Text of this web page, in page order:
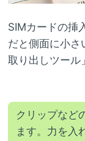
SIMカードの挿
だと側面に小さ
取り出しツール
クリップなど
ます。力を入